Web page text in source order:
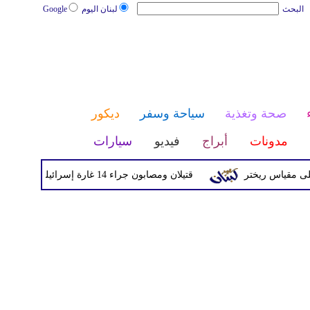
لبنان اليوم Google البحث
صحة وتغذية سياحة وسفر
ديكور
مدونات أبراج فيديو سيارات
قتيلان ومصابون جراء 14 غارة إسرائيلية على شرق وجنوب لبنان